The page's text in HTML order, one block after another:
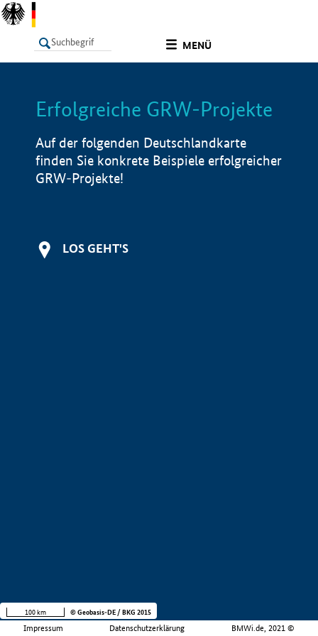
MENÜ
LISTE Info
Erfolgreiche GRW-Projekte
Auf der folgenden Deutschlandkarte
finden Sie konkrete Beispiele erfolgreicher
GRW-Projekte!
LOS GEHT'S
Impressum Datenschutzerklärung BMWi.de, 2021 ©
100 km © Geobasis-DE / BKG 2015